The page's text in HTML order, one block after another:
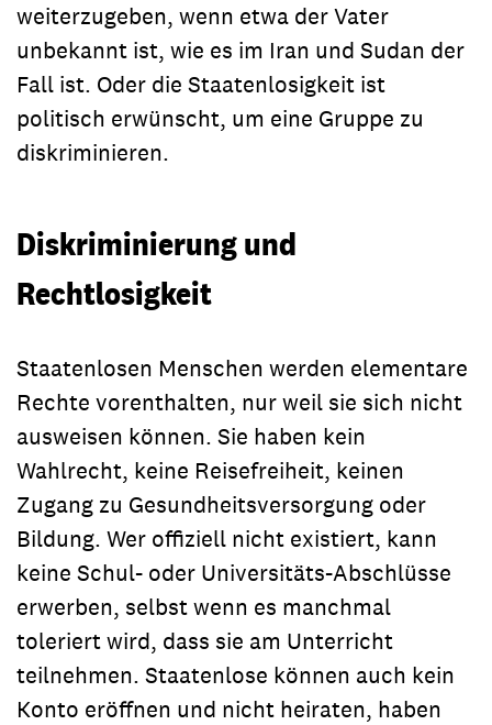
weiterzugeben, wenn etwa der Vater
unbekannt ist, wie es im Iran und Sudan der
Fall ist. Oder die Staatenlosigkeit ist
politisch erwünscht, um eine Gruppe zu
diskriminieren.
Diskriminierung und
Rechtlosigkeit
Staatenlosen Menschen werden elementare
Rechte vorenthalten, nur weil sie sich nicht
ausweisen können. Sie haben kein
Wahlrecht, keine Reisefreiheit, keinen
Zugang zu Gesundheitsversorgung oder
Bildung. Wer offiziell nicht existiert, kann
keine Schul- oder Universitäts-Abschlüsse
erwerben, selbst wenn es manchmal
toleriert wird, dass sie am Unterricht
teilnehmen. Staatenlose können auch kein
Konto eröffnen und nicht heiraten, haben